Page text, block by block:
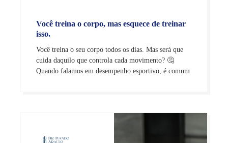
Você treina o corpo, mas esquece de treinar
isso.
Você treina o seu corpo todos os dias. Mas será que
cuida daquilo que controla cada movimento? 🤔
Quando falamos em desempenho esportivo, é comum